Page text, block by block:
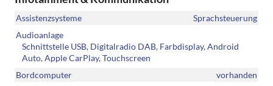
Assistenzsysteme
Sprachsteuerung
Audioanlage
Schnittstelle USB, Digitalradio DAB, Farbdisplay, Android
Auto, Apple CarPlay, Touchscreen
Bordcomputer
vorhanden